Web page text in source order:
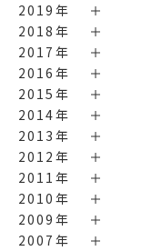
2019年
2018年
2017年
2016年
2015年
2014年
2013年
2012年
2011年
2010年
2009年
2007年